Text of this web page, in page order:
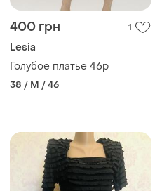
400 грн 1
Lesia
Голубое платье 46р
38 / M / 46